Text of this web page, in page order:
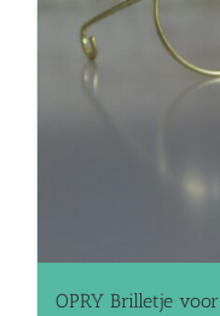
OPRY Brilletje